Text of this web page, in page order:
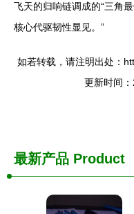
飞天的归响链调成的“三角
核心代驱韧性显见。”
如若转载，请注明出处：
更新时间
最新产品 Product